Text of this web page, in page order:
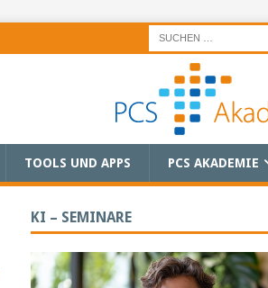
TOOLS UND APPS PCS AKADEMIE
KI – SEMINARE